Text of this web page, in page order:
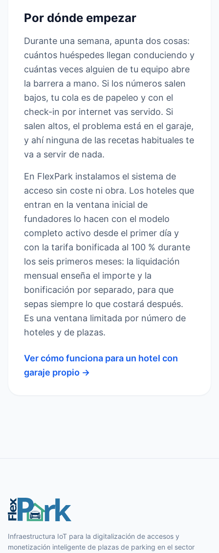
Por dónde empezar
Durante una semana, apunta dos cosas:
cuántos huéspedes llegan conduciendo y
cuántas veces alguien de tu equipo abre
la barrera a mano. Si los números salen
bajos, tu cola es de papeleo y con el
check-in por internet vas servido. Si
salen altos, el problema está en el garaje,
y ahí ninguna de las recetas habituales te
va a servir de nada.
En FlexPark instalamos el sistema de
acceso sin coste ni obra. Los hoteles que
entran en la ventana inicial de
fundadores lo hacen con el modelo
completo activo desde el primer día y
con la tarifa bonificada al 100 % durante
los seis primeros meses: la liquidación
mensual enseña el importe y la
bonificación por separado, para que
sepas siempre lo que costará después.
Es una ventana limitada por número de
hoteles y de plazas.
Ver cómo funciona para un hotel con
garaje propio →
Infraestructura IoT para la digitalización de accesos y
monetización inteligente de plazas de parking en el sector